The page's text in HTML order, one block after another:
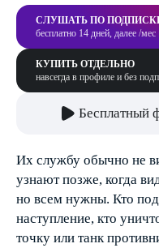
СЛУШАТЬ ПО
бесплатно 14 дней, далее /мес
КУПИТЬ ОТДЕЛЬНО
навсегда в профиле и без
Бесплатный
Их службу обычно не
узнают позже, когда
но всем нужны. Кто
наступление, кто
точку или танк